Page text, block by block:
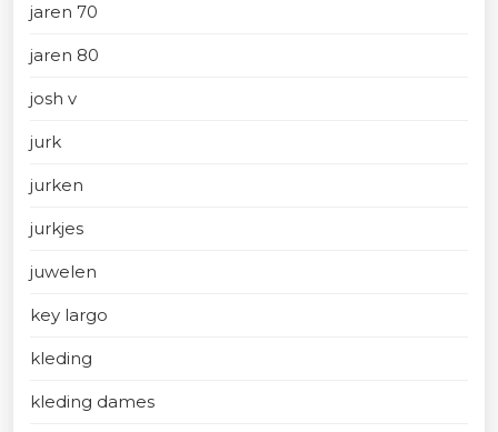
jaren 70
jaren 80
josh v
jurk
jurken
jurkjes
juwelen
key largo
kleding
kleding dames